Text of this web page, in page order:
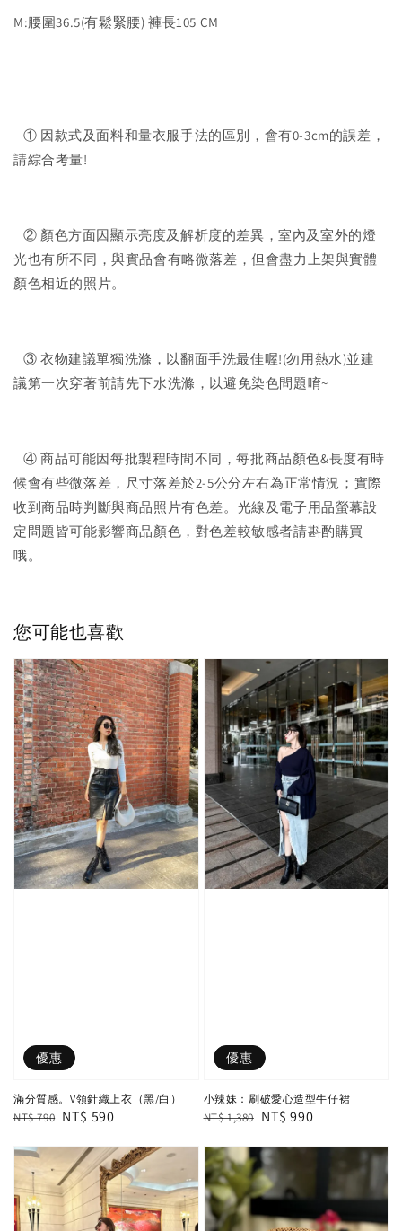
M:腰圍36.5(有鬆緊腰) 褲長105 CM
① 因款式及面料和量衣服手法的區別，會有0-3cm的誤差，
請綜合考量!
② 顏色方面因顯示亮度及解析度的差異，室內及室外的燈
光也有所不同，與實品會有略微落差，但會盡力上架與實體
顏色相近的照片。
③ 衣物建議單獨洗滌，以翻面手洗最佳喔!(勿用熱水)並建
議第一次穿著前請先下水洗滌，以避免染色問題唷~
④ 商品可能因每批製程時間不同，每批商品顏色&長度有時
候會有些微落差，尺寸落差於2-5公分左右為正常情況；實際
收到商品時判斷與商品照片有色差。光線及電子用品螢幕設
定問題皆可能影響商品顏色，對色差較敏感者請斟酌購買
哦。
您可能也喜歡
優惠
滿分質感。V領針織上衣（黑/白）
Regular
NT$ 790 Sale
NT$ 590
優惠
小辣妹：刷破愛心造型牛仔裙
Regular
NT$ 1,380 Sale
NT$ 990